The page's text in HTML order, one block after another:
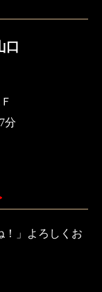
口
分
！」よろしくお